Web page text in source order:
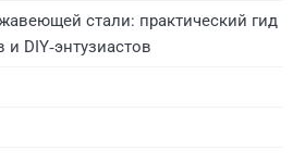
стали: практический гид
DIY‑энтузиастов